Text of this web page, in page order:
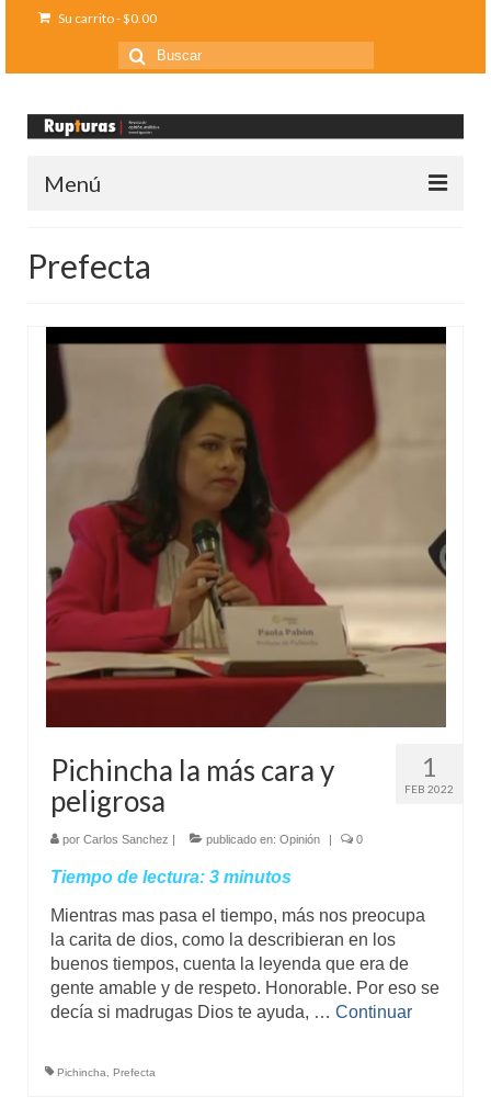
Su carrito-$0.00
Buscar
por:
Menú
Contáctanos
Opinión
Entreletras
Mundo
Aula Virtual
Prefecta
1
FEB 2022
Pichincha la más cara y
peligrosa
por Carlos Sanchez | publicado en: Opinión | 0
Tiempo de lectura: 3 minutos
Mientras mas pasa el tiempo, más nos preocupa
la carita de dios, como la describieran en los
buenos tiempos, cuenta la leyenda que era de
gente amable y de respeto. Honorable. Por eso se
decía si madrugas Dios te ayuda, … Continuar
Pichincha Prefecta